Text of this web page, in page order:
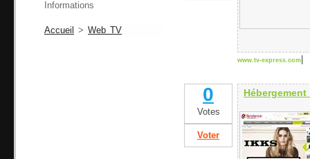
Informations
Accueil > Web TV
www.tv-express.com
0
Votes
Voter